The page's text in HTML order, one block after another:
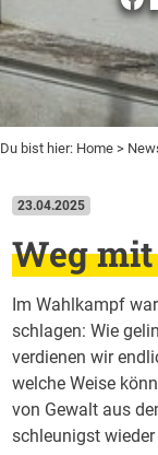
Du bist hier: Home >
23.04.2025
Weg
Im Wahlkampf
schlagen: Wie
verdienen wir
welche Weise
von Gewalt aus
schleunigst